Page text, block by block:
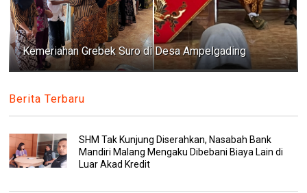
Kemeriahan Grebek Suro di Desa Ampelgading
Berita Terbaru
SHM Tak Kunjung Diserahkan, Nasabah Bank
Mandiri Malang Mengaku Dibebani Biaya Lain di
Luar Akad Kredit